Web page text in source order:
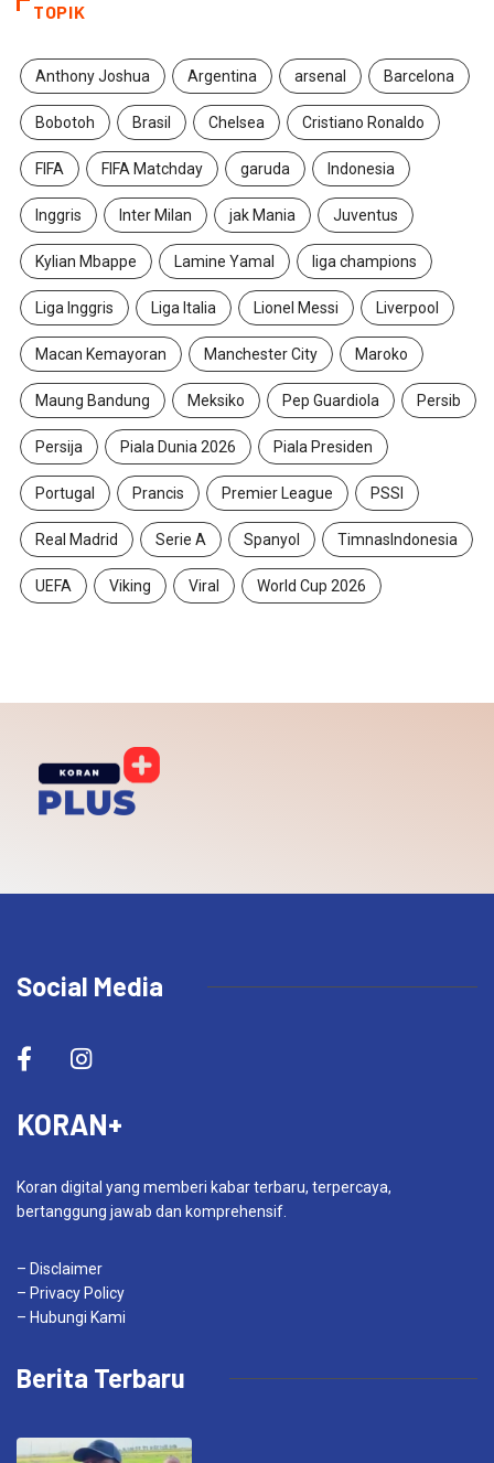
TOPIK
Anthony Joshua Argentina arsenal Barcelona
Bobotoh Brasil Chelsea Cristiano Ronaldo
FIFA FIFA Matchday garuda Indonesia
Inggris Inter Milan jak Mania Juventus
Kylian Mbappe Lamine Yamal liga champions
Liga Inggris Liga Italia Lionel Messi Liverpool
Macan Kemayoran Manchester City Maroko
Maung Bandung Meksiko Pep Guardiola Persib
Persija Piala Dunia 2026 Piala Presiden
Portugal Prancis Premier League PSSI
Real Madrid Serie A Spanyol TimnasIndonesia
UEFA Viking Viral World Cup 2026
Social Media
KORAN+
Koran digital yang memberi kabar terbaru, terpercaya,
bertanggung jawab dan komprehensif.
– Disclaimer
– Privacy Policy
– Hubungi Kami
Berita Terbaru